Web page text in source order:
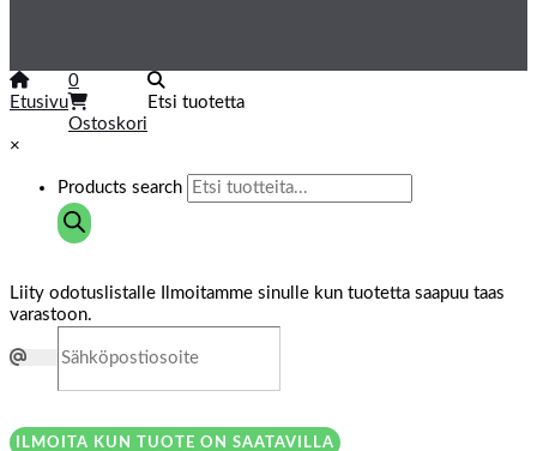
Etusivu
0
Ostoskori
Etsi tuotetta
×
Products search
Liity odotuslistalle
Ilmoitamme sinulle kun tuotetta saapuu taas
varastoon.
ILMOITA KUN TUOTE ON SAATAVILLA